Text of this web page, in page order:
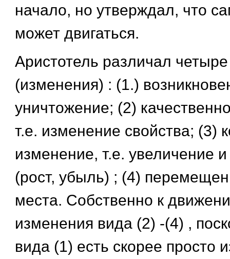
начало, но утверждал, что
может двигаться.
Аристотель различал
(изменения) : (1.)
уничтожение; (2)
т.е. изменение свойства; (3)
изменение, т.е. увеличение
(рост, убыль) ; (4)
места. Собственно к
изменения вида (2) -(4) ,
вида (1) есть скорее просто